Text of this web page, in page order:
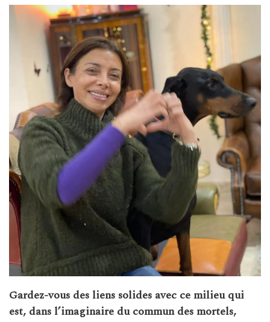
Gardez-vous des liens solides avec ce milieu qui
est, dans l’imaginaire du commun des mortels,